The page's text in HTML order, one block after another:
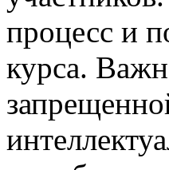
процесс и
курса.